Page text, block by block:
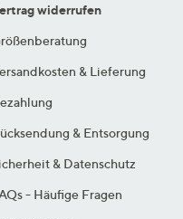
widerrufen
& Lieferung
& Entsorgung
& Datenschutz
- Häufige Fragen